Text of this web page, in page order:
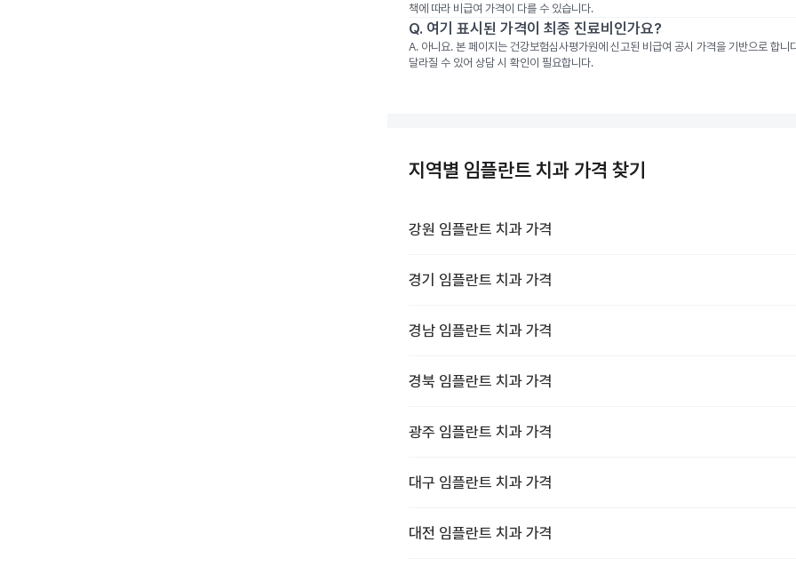
책에 따라 비급여 가격이 다를 수 있습니다.
Q. 여기 표시된 가격이 최종 진료비인가요?
A. 아니요. 본 페이지는 건강보험심사평가원에 신고된 비급여 공시 가격을 기반으로 합
달라질 수 있어 상담 시 확인이 필요합니다.
지역별 임플란트 치과 가격 찾기
강원 임플란트 치과 가격
경기 임플란트 치과 가격
경남 임플란트 치과 가격
경북 임플란트 치과 가격
광주 임플란트 치과 가격
대구 임플란트 치과 가격
대전 임플란트 치과 가격